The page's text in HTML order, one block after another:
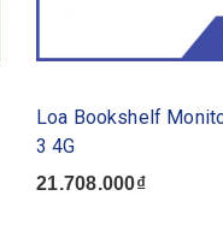
Loa Bookshelf
3 4G
21.708.000₫